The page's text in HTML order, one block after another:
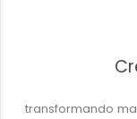
transformando